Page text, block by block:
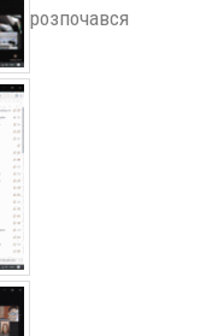
розпочався